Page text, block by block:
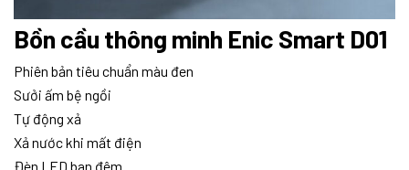
Bồn cầu thông minh Enic Smart D01
Phiên bản tiêu chuẩn màu đen
Sưởi ấm bệ ngồi
Tự động xả
Xả nước khi mất điện
Đèn LED ban đêm